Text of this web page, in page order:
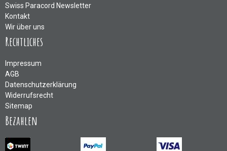
Swiss Paracord Newsletter
Kontakt
Wir über uns
Rechtliches
Impressum
AGB
Datenschutzerklärung
Widerrufsrecht
Sitemap
Bezahlen